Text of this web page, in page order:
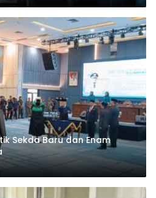
Sekda Baru dan Enam